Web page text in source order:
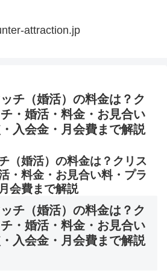
attraction.jp
チ（婚活）の料金は？ク
・婚活・料金・お見合い
入会金・月会費まで解説
（婚活）の料金は？クリス
・料金・お見合い料・プラ
会費まで解説
チ（婚活）の料金は？ク
・婚活・料金・お見合い
入会金・月会費まで解説